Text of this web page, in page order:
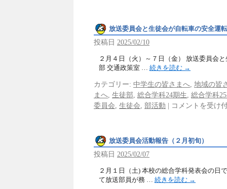
放送委員会と生徒会が自転車の安全運
投稿日 2025/02/10
２月４日（火）～７日（金） 放送委員会
部 交通政策室 … 続きを読む →
カテゴリー: 中学生の皆さまへ 地域の皆
まへ 生徒部 総合学科24期生 総合学科
委員会 生徒会 部活動 | コメントを受け
放送委員会活動報告（２月初旬）
投稿日 2025/02/07
２月１日（土) 本校の総合学科発表会の日
て放送部員が務 … 続きを読む →